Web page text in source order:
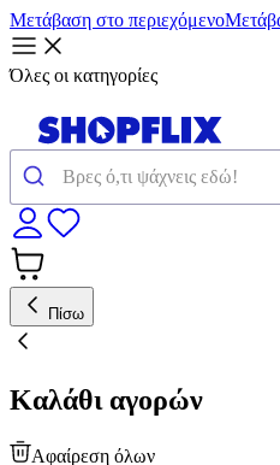
Μετάβαση στο περιεχόμενο
Όλες οι κατηγορίες
Πίσω
Καλάθι αγορών
Αφαίρεση όλων